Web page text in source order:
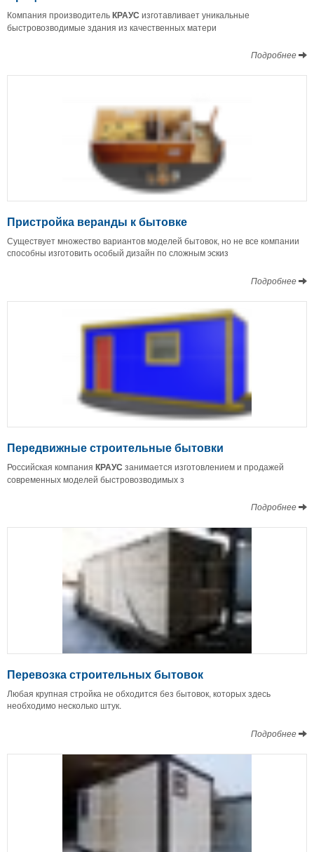
Компания производительКРАУС изготавливает уникальные
быстровозводимые здания из качественных матери
Подробнее
Пристройка веранды к бытовке
Существует множество вариантов моделей бытовок, но не все компании
способны изготовить особый дизайн по сложным эскиз
Подробнее
Передвижные строительные бытовки
Российская компания КРАУС занимается изготовлением и продажей
современных моделей быстровозводимых з
Подробнее
Перевозка строительных бытовок
Любая крупная стройка не обходится без бытовок, которых здесь
необходимо несколько штук.
Подробнее